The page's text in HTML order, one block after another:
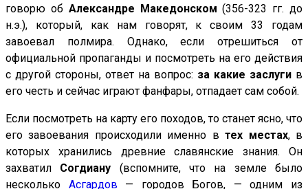
говорю об Александре Македонском (356-323 гг. до
н.э.), который, как нам говорят, к своим 33 годам
завоевал полмира. Однако, если отрешиться от
официальной пропаганды и посмотреть на его действия
с другой стороны, ответ на вопрос: за какие заслуги в
его честь и сейчас играют фанфары, отпадает сам собой.
Если посмотреть на карту его походов, то станет ясно, что
его завоевания происходили именно втех местах, в
которых хранились древние славянские знания. Он
захватил Согдиану (вспомните, что на земле было
несколько Асгардов — городов Богов, — одним из